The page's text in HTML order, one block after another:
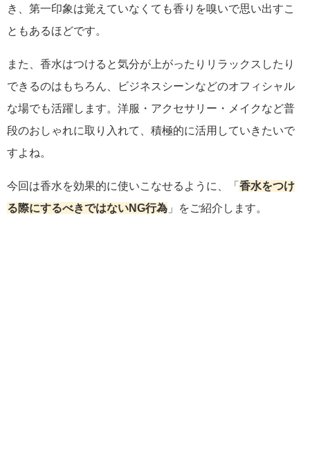
き、第一印象は覚えていなくても香りを嗅いで思い出すこ
ともあるほどです。
また、香水はつけると気分が上がったりリラックスしたり
できるのはもちろん、ビジネスシーンなどのオフィシャル
な場でも活躍します。洋服・アクセサリー・メイクなど普
段のおしゃれに取り入れて、積極的に活用していきたいで
すよね。
今回は香水を効果的に使いこなせるように、「 香水をつけ
る際にするべきではないNG行為 」をご紹介します。